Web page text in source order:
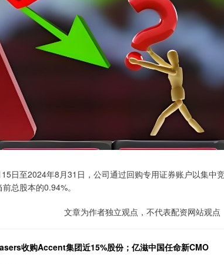
至2024年8月31日，公司通过回购专用证券账户以集中
总股本的0.94%。
文章为作者独立观点，不代表配资网站观点
收购Accent集团近15%股份；亿滋中国任命新CMO